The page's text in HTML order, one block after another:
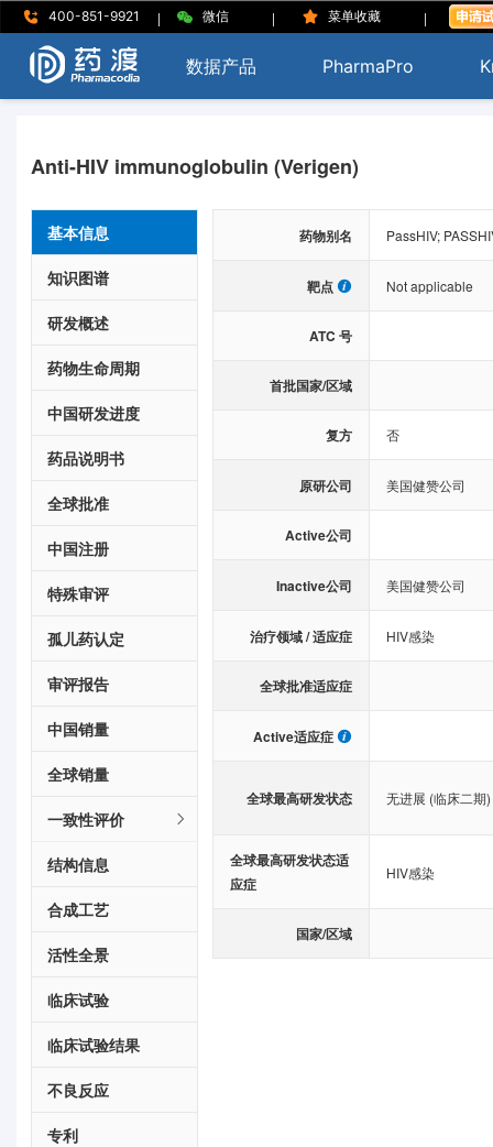
400-851-9921 | 微信 | 菜单收藏 |
数据产品 PharmaPro
Anti-HIV immunoglobulin (Verigen)
基本信息
知识图谱
研发概述
药物生命周期
中国研发进度
药品说明书
全球批准
中国注册
特殊审评
孤儿药认定
审评报告
中国销量
全球销量
一致性评价
结构信息
合成工艺
活性全景
临床试验
临床试验结果
不良反应
专利
药物别名 PassHIV;
靶点 Not applicable
ATC 号
首批国家/区域
复方 否
原研公司 美国健赞公司
Active公司
Inactive公司 美国健赞公司
治疗领域 / 适应症 HIV感染
全球批准适应症
Active适应症
全球最高研发状态 无进展 (临床二期)
全球最高研发状态适
应症
HIV感染
国家/区域